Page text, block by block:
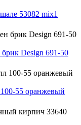
53082 mix1
Design 691-50
55 оранжевый